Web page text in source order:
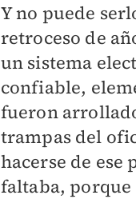
Y no puede
retroceso de
un sistema
confiable,
fueron
trampas del
hacerse de ese
faltaba,